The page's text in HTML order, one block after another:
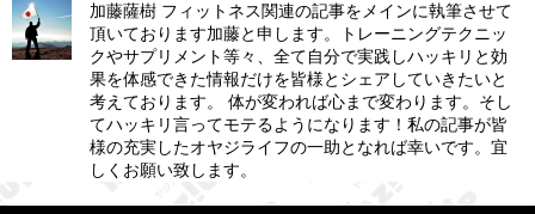
加藤薩樹 フィットネス関連の記事をメインに執筆させて
頂いております加藤と申します。トレーニングテクニッ
クやサプリメント等々、全て自分で実践しハッキリと効
果を体感できた情報だけを皆様とシェアしていきたいと
考えております。 体が変われば心まで変わります。そし
てハッキリ言ってモテるようになります！私の記事が皆
様の充実したオヤジライフの一助となれば幸いです。宜
しくお願い致します。